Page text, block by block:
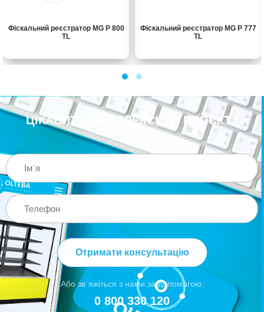
Фіскальний реєстратор MG P 800
TL
Фіскальний реєстратор MG P 777
TL
ЦІКАВИТЬ КОМПЛЕКСНИЙ ПРОЄКТ?
Отримати консультацію
Або зв`яжіться з нами за допомогою:
0 800 330 120